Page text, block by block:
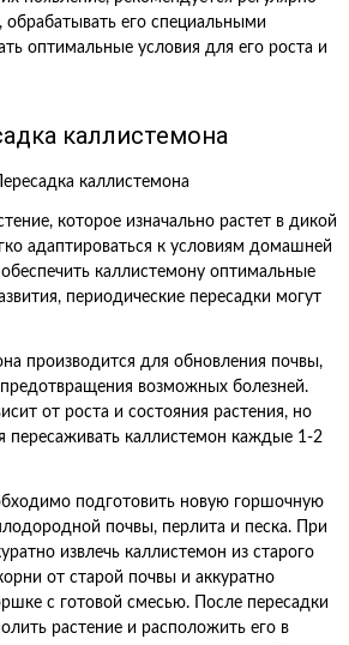
обрабатывать его специальными
оптимальные условия для его роста и
каллистемона
которое изначально растет в дикой
адаптироваться к условиям домашней
каллистемону оптимальные
периодические пересадки могут
производится для обновления почвы,
возможных болезней.
от роста и состояния растения, но
пересаживать каллистемон каждые 1-2
подготовить новую горшочную
почвы, перлита и песка. При
извлечь каллистемон из старого
от старой почвы и аккуратно
с готовой смесью. После пересадки
растение и расположить его в